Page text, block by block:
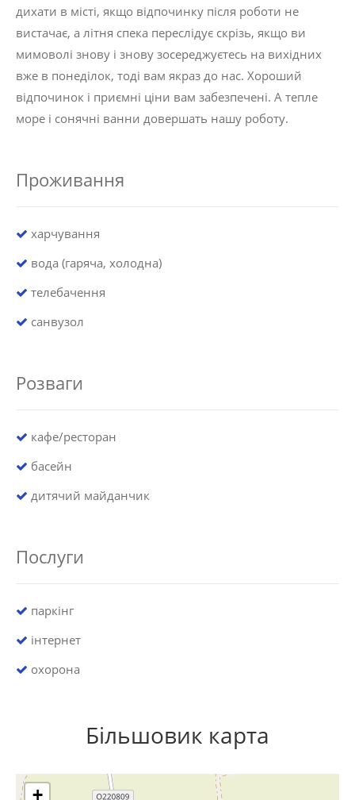
дихати в місті, якщо відпочинку після роботи не
вистачає, а літня спека переслідує скрізь, якщо ви
мимоволі знову і знову зосереджуєтесь на вихідних
вже в понеділок, тоді вам якраз до нас. Хороший
відпочинок і приємні ціни вам забезпечені. А тепле
море і сонячні ванни довершать нашу роботу.
Проживання
харчування
вода (гаряча, холодна)
телебачення
санвузол
Розваги
кафе/ресторан
басейн
дитячий майданчик
Послуги
паркінг
інтернет
охорона
Більшовик карта
+